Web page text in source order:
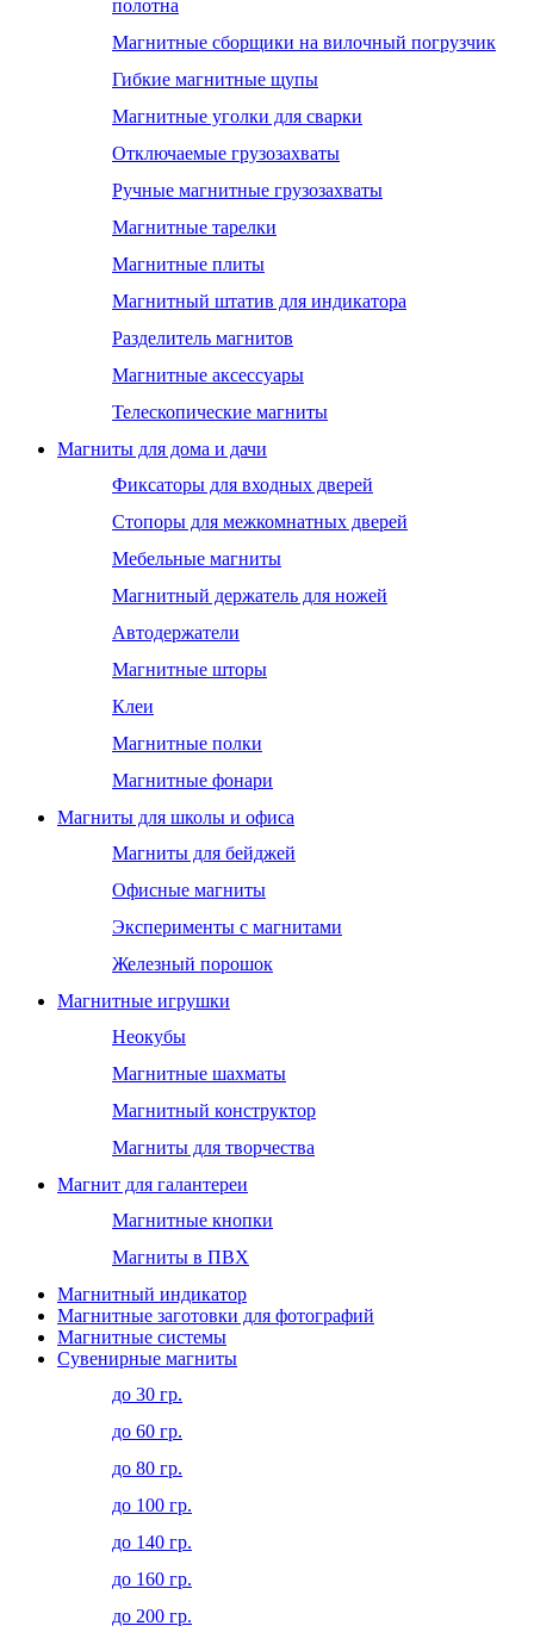
полотна
Магнитные сборщики на вилочный погрузчик
Гибкие магнитные щупы
Магнитные уголки для сварки
Отключаемые грузозахваты
Ручные магнитные грузозахваты
Магнитные тарелки
Магнитные плиты
Магнитный штатив для индикатора
Разделитель магнитов
Магнитные аксессуары
Телескопические магниты
Магниты для дома и дачи
Фиксаторы для входных дверей
Стопоры для межкомнатных дверей
Мебельные магниты
Магнитный держатель для ножей
Автодержатели
Магнитные шторы
Клеи
Магнитные полки
Магнитные фонари
Магниты для школы и офиса
Магниты для бейджей
Офисные магниты
Эксперименты с магнитами
Железный порошок
Магнитные игрушки
Неокубы
Магнитные шахматы
Магнитный конструктор
Магниты для творчества
Магнит для галантереи
Магнитные кнопки
Магниты в ПВХ
Магнитный индикатор
Магнитные заготовки для фотографий
Магнитные системы
Сувенирные магниты
до 30 гр.
до 60 гр.
до 80 гр.
до 100 гр.
до 140 гр.
до 160 гр.
до 200 гр.